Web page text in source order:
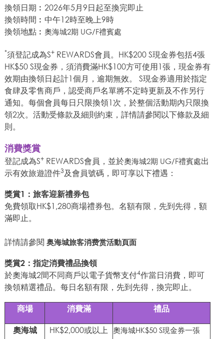
換領日期︰2026年5月9日起至換完即止
換領時間︰中午12時至晚上9時
換領地點︰ 奧海城2期 UG/F禮賓處
*須登記成為S+ REWARDS會員。HK$200 S現金券包括4張
HK$50 S現金券，須消費滿HK$100方可使用1張，現金券有
效期由換領日起計1個月，逾期無效。 S現金券適用於指定
食肆及零售商戶，認受商戶名單將不定時更新及不作另行
通知。每個會員每日只限換領1次，於整個活動期內只限換
領2次。活動受條款及細則約束，詳情請參閱以下條款及細
則。
消費獎賞
登記成為S+ REWARDS會員，並於奧海城2期 UG/F禮賓處出
示有效旅遊證件3及會員號碼，即可享以下禮遇：
獎賞1：旅客迎新禮券包
免費領取HK$1,280商場禮券包。名額有限，先到先得，額
滿即止。
詳情請參閱 奥海城旅客消费赏活動頁面
獎賞2 ：指定消費禮品換領
於奧海城2間不同商戶以電子貨幣支付4作當日消費，即可
換領精選禮品。每日名額有限，先到先得，換完即止。
商場 消費滿 禮品
奧海城 HK$2,000或以上 奧海城HK$50 S現金券一張